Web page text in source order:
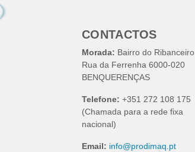
CONTACTOS
Morada: Bairro do Ribanceiro
Rua da Ferrenha 6000-020
BENQUERENÇAS
Telefone: +351 272 108 175
(Chamada para a rede fixa
nacional)
Email: info@prodimaq.pt